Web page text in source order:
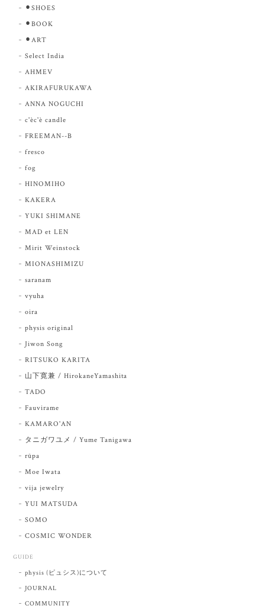
⚫︎SHOES
⚫︎BOOK
⚫︎ART
Select India
AHMEV
AKIRAFURUKAWA
ANNA NOGUCHI
c'èc'è candle
FREEMAN--B
fresco
fog
HINOMIHO
KAKERA
YUKI SHIMANE
MAD et LEN
Mirit Weinstock
MIONASHIMIZU
saranam
vyuha
oira
physis original
Jiwon Song
RITSUKO KARITA
山下寛兼 / HirokaneYamashita
TADO
Fauvirame
KAMARO'AN
タニガワユメ / Yume Tanigawa
rūpa
Moe Iwata
vija jewelry
YUI MATSUDA
SOMO
COSMIC WONDER
GUIDE
physis (ピュシス)について
JOURNAL
COMMUNITY